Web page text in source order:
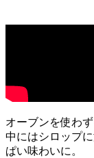
オーブンを使わ
中にはシロップ
ぱい味わいに。